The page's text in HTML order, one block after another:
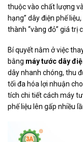
thuộc vào chất lượng
hạng” dây điện phế
thành “vàng đỏ” giá trị
Bí quyết nằm ở việc
bằng máy tước dây
dây nhanh chóng, thu
tối đa hóa lợi nhuận
tích chi tiết cách máy
phế liệu lên gấp nhiều